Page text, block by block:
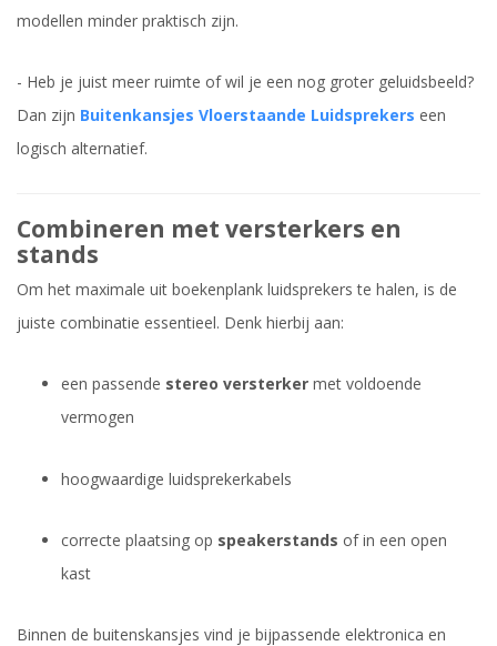
modellen minder praktisch zijn.
- Heb je juist meer ruimte of wil je een nog groter geluidsbeeld?
Dan zijn Buitenkansjes Vloerstaande Luidsprekers een
logisch alternatief.
Combineren met versterkers en
stands
Om het maximale uit boekenplank luidsprekers te halen, is de
juiste combinatie essentieel. Denk hierbij aan:
een passende stereo versterker met voldoende
vermogen
hoogwaardige luidsprekerkabels
correcte plaatsing op speakerstands of in een open
kast
Binnen de buitenskansjes vind je bijpassende elektronica en